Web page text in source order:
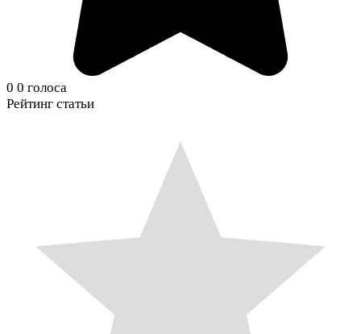
0 0 голоса
Рейтинг статьи